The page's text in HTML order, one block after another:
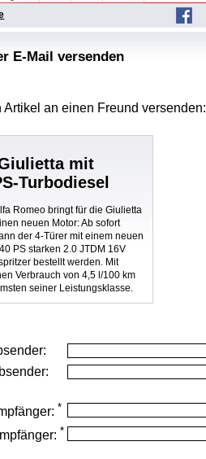
E-Mail versenden
an einen Freund versenden:
mit
Turbodiesel
Romeo bringt für die Giulietta
neuen Motor: Ab sofort
der 4-Türer mit einem neuen
PS starken 2.0 JTDM 16V
bestellt werden. Mit
Verbrauch von 4,5 l/100 km
seiner Leistungsklasse.
*
*